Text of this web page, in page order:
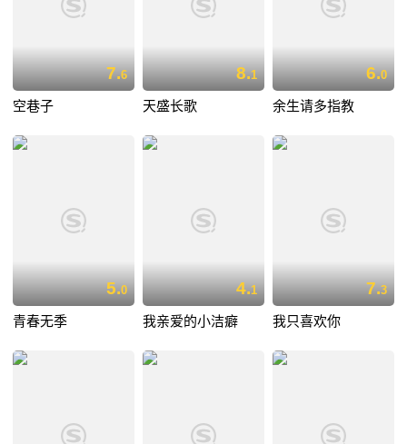
7.6
空巷子
8.1
天盛长歌
6.0
余生请多指教
5.0
青春无季
4.1
我亲爱的小洁癖
7.3
我只喜欢你